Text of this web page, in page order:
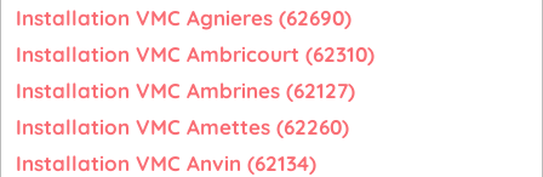
Installation VMC Agnieres (62690)
Installation VMC Ambricourt (62310)
Installation VMC Ambrines (62127)
Installation VMC Amettes (62260)
Installation VMC Anvin (62134)